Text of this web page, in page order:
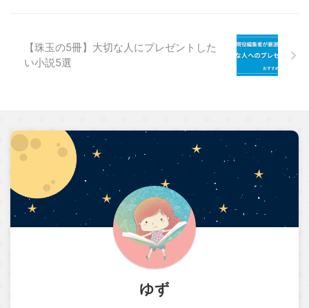
【珠玉の5冊】大切な人にプレゼントした
い小説5選
ゆず